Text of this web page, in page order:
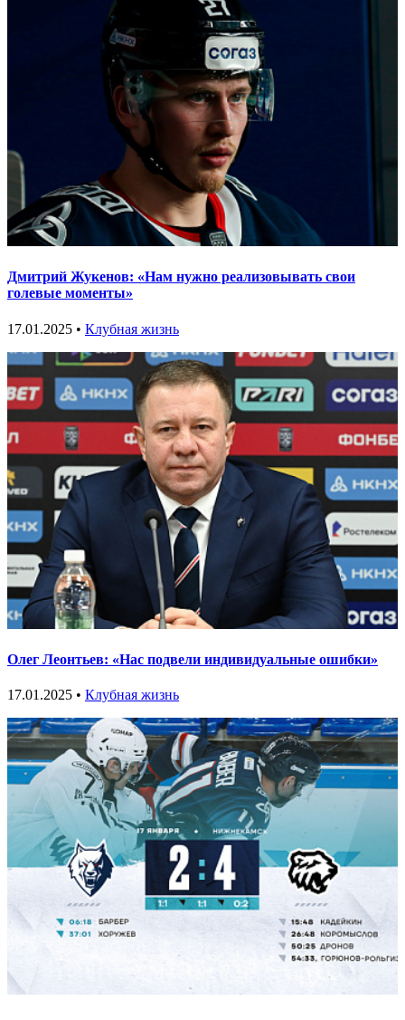
Дмитрий Жукенов: «Нам нужно реализовывать свои
голевые моменты»
17.01.2025 • Клубная жизнь
Олег Леонтьев: «Нас подвели индивидуальные ошибки»
17.01.2025 • Клубная жизнь